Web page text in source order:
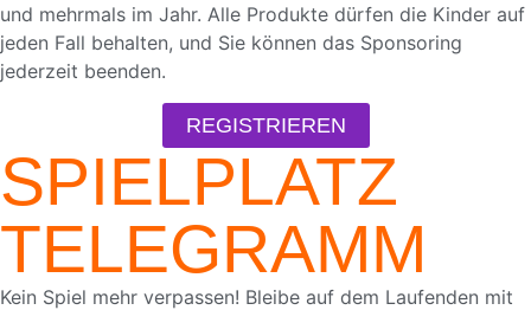
Blick aufs ProvenExpert-Profil werfen
18.05.2026
und mehrmals im Jahr. Alle Produkte dürfen die Kinder auf
jeden Fall behalten, und Sie können das Sponsoring
jederzeit beenden.
REGISTRIEREN
SPIELPLATZ
TELEGRAMM
Kein Spiel mehr verpassen! Bleibe auf dem Laufenden mit